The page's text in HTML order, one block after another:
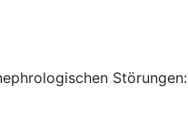
Störungen: